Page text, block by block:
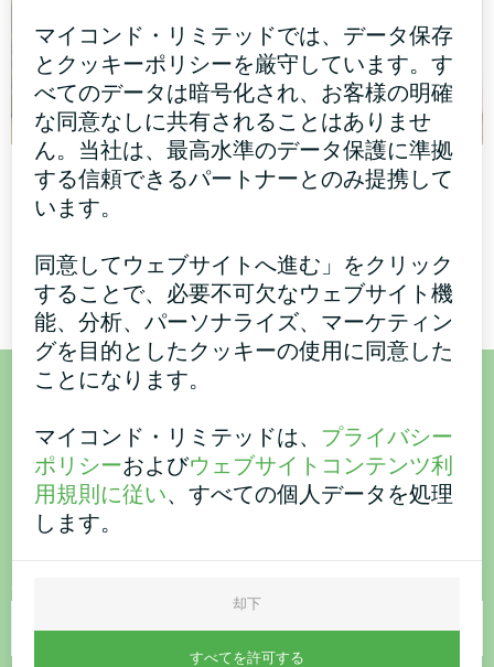
オフィス
ファンコイルユニット ガラ
オフィス
トシリーズ
ご購入またはご質問はこち
ら
お問い合わせください。
マイコンド・リミテッドでは、データ保存
とクッキーポリシーを厳守しています。す
べてのデータは暗号化され、お客様の明確
な同意なしに共有されることはありませ
ん。当社は、最高水準のデータ保護に準拠
する信頼できるパートナーとのみ提携して
います。
同意してウェブサイトへ進む」をクリック
することで、必要不可欠なウェブサイト機
能、分析、パーソナライズ、マーケティン
グを目的としたクッキーの使用に同意した
ことになります。
マイコンド・リミテッドは、 プライバシー
ポリシーおよびウェブサイトコンテンツ利
用規則に従い、すべての個人データを処理
します。
却下
すべてを許可する